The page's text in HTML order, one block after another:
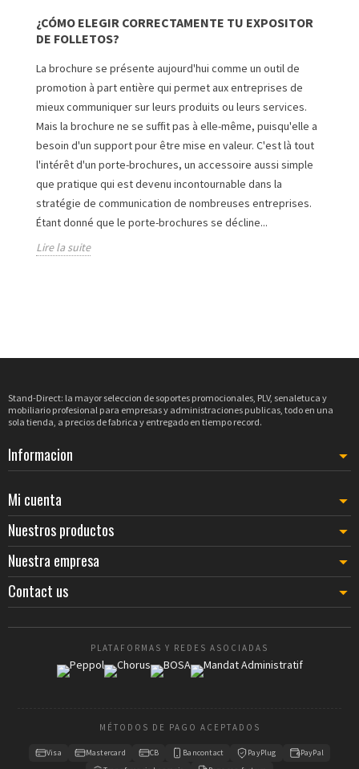
¿CÓMO ELEGIR CORRECTAMENTE TU EXPOSITOR
DE FOLLETOS?
La brochure se présente aujourd'hui comme un outil de
promotion à part entière qui permet aux entreprises de
mieux communiquer sur leurs produits ou leurs services.
Mais la brochure ne se suffit pas à elle-même, puisqu'elle a
besoin d'un support pour être mise en valeur. C'est là tout
l'intérêt d'un porte-brochures, un accessoire aussi simple
que pratique qui est devenu incontournable dans la
stratégie de communication de nombreuses entreprises.
Étant donné que le porte-brochures se décline...
Lire la suite
Stand-Direct: la mayor seleccion de soportes promocionales, PLV, senaletuca y
mobiliario profesional para empresas y administraciones publicas, todo en una
sola tienda, a precios de fabrica y entregado en tiempo record.
Informacion
Mi cuenta
Nuestros productos
Nuestra empresa
Contact us
PLATAFORMAS Y REDES ASOCIADAS
MÉTODOS DE PAGO ACEPTADOS
Visa Mastercard CB Bancontact PayPlug
PayPal